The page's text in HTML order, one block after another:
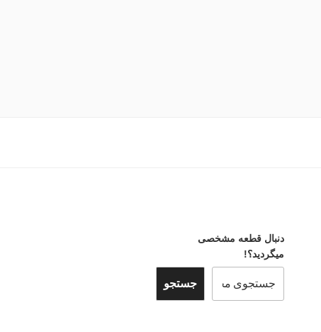
دنبال قطعه مشخصی
میگردید؟!
جستجو